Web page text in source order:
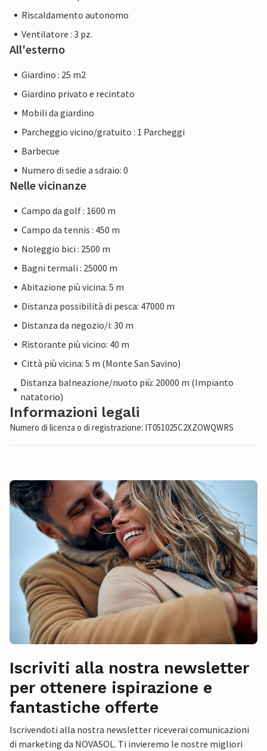
Riscaldamento autonomo
Ventilatore : 3 pz.
All'esterno
Giardino : 25 m2
Giardino privato e recintato
Mobili da giardino
Parcheggio vicino/gratuito : 1 Parcheggi
Barbecue
Numero di sedie a sdraio: 0
Nelle vicinanze
Campo da golf : 1600 m
Campo da tennis : 450 m
Noleggio bici : 2500 m
Bagni termali : 25000 m
Abitazione più vicina: 5 m
Distanza possibilità di pesca: 47000 m
Distanza da negozio/i: 30 m
Ristorante più vicino: 40 m
Città più vicina: 5 m (Monte San Savino)
Distanza balneazione/nuoto più: 20000 m (Impianto
natatorio)
Informazioni legali
Numero di licenza o di registrazione: IT051025C2XZOWQWRS
Iscriviti alla nostra newsletter
per ottenere ispirazione e
fantastiche offerte
Iscrivendoti alla nostra newsletter riceverai comunicazioni
di marketing da NOVASOL. Ti invieremo le nostre migliori